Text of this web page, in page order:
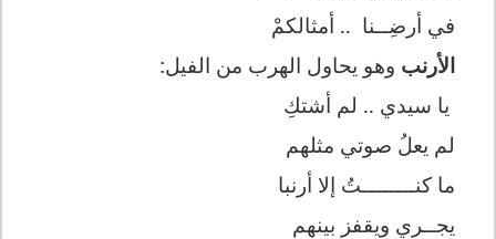
في أرضِــنا .. أمثالكمْ
الأرنب وهو يحاول الهرب من الفيل:
يا سيدي .. لم أشتكِ
لم يعلُ صوتي مثلهم
ما كنــــــــتُ إلا أرنبا
يجــري ويقفز بينهم